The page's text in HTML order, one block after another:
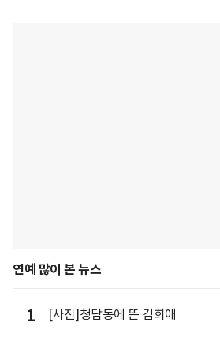
연예 많이 본 뉴스
1 [사진]청담동에 뜬 김희애